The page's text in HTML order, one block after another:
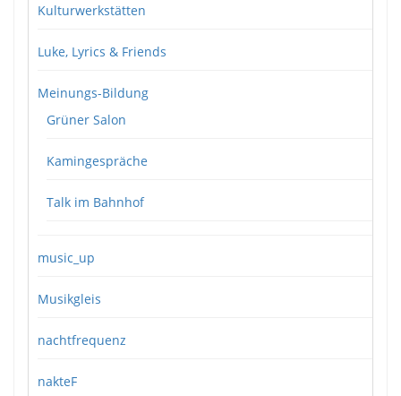
Kulturwerkstätten
Luke, Lyrics & Friends
Meinungs-Bildung
Grüner Salon
Kamingespräche
Talk im Bahnhof
music_up
Musikgleis
nachtfrequenz
nakteF